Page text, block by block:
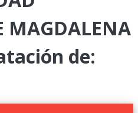
MAGDALENA
de: